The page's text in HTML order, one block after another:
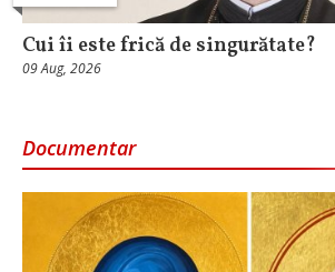
Cui îi este frică de singurătate?
09 Aug, 2026
Documentar